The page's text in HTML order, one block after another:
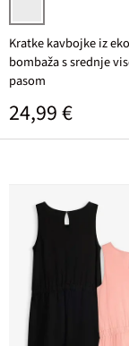
svetlo moder denim
Kratke kavbojke iz
bombaža s srednje
pasom
Običajna cena
24,99 €